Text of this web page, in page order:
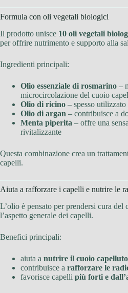
Formula con oli vegetali biologici
Il prodotto unisce 10 oli vegetali
per offrire nutrimento e supporto alla
Ingredienti principali:
Olio essenziale di rosmarino –
microcircolazione del cuoio
Olio di ricino – spesso
Olio di argan – contribuisce a
Menta piperita – offre una
rivitalizzante
Questa combinazione crea un
capelli.
Aiuta a rafforzare i capelli e nutrire le
L’olio è pensato per prendersi cura
l’aspetto generale dei capelli.
Benefici principali:
aiuta a nutrire il cuoio capelluto
contribuisce a rafforzare le
favorisce capelli più forti e